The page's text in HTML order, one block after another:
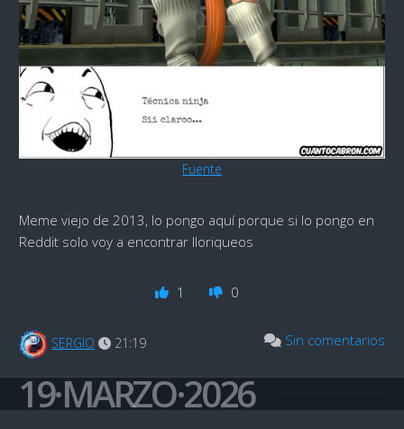
Fuente
Meme viejo de 2013, lo pongo aquí porque si lo pongo en
Reddit solo voy a encontrar lloriqueos
1 0
SERGIO 21:19 Sin comentarios
19·MARZO·2026